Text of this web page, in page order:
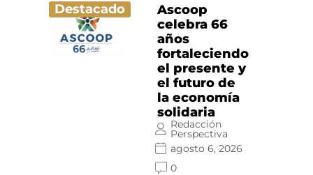
Destacado
Ascoop
celebra 66
años
fortaleciendo
el presente y
el futuro de
la economía
solidaria
Redacción
Perspectiva
agosto 6, 2026
0